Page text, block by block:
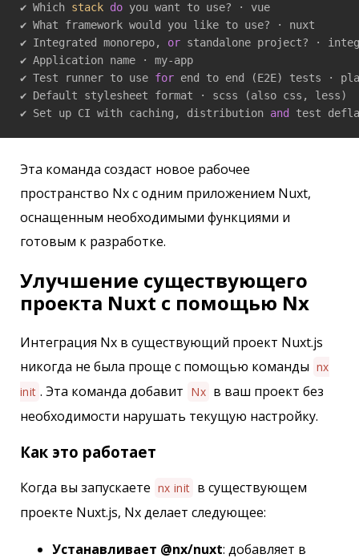
✔ Which stack do you want to use? · vue
✔ What framework would you like to use? · nuxt
✔ Integrated monorepo, or standalone project? ·
✔ Application name · my-app
✔ Test runner to use for end to end (E2E) tests ·
✔ Default stylesheet format · scss (also css, less)
✔ Set up CI with caching, distribution and test
Эта команда создаст новое рабочее
пространство Nx с одним приложением Nuxt,
оснащенным необходимыми функциями и
готовым к разработке.
Улучшение существующего
проекта Nuxt с помощью Nx
Интеграция Nx в существующий проект Nuxt.js
никогда не была проще с помощью команды nx
init . Эта команда добавит Nx в ваш проект без
необходимости нарушать текущую настройку.
Как это работает
Когда вы запускаете nx init в существующем
проекте Nuxt.js, Nx делает следующее:
Устанавливает @nx/nuxt: добавляет в